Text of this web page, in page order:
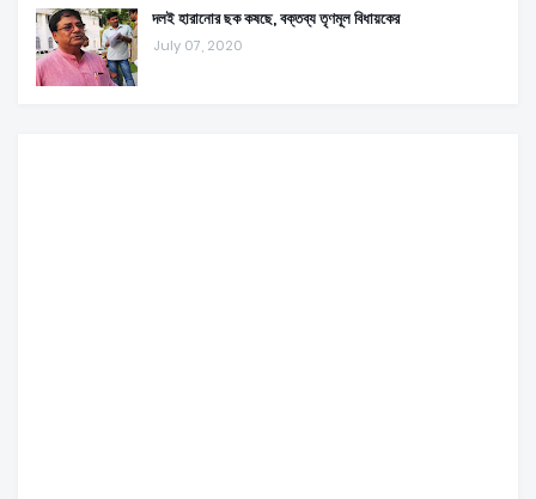
দলই হারানোর ছক কষছে, বক্তব্য তৃণমূল বিধায়কের
July 07, 2020